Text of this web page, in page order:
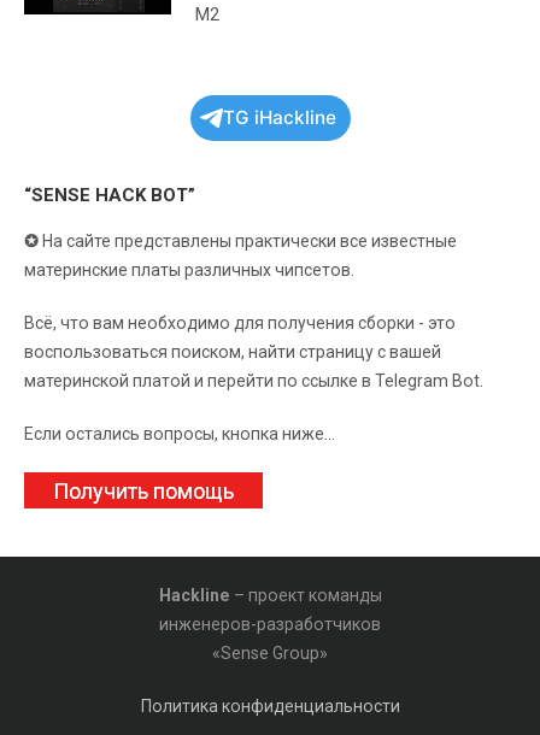
M2
TG iHackline
“SENSE HACK BOT”
✪ На сайте представлены практически все известные
материнские платы различных чипсетов.
Всё, что вам необходимо для получения сборки - это
воспользоваться поиском, найти страницу с вашей
материнской платой и перейти по ссылке в Telegram Bot.
Если остались вопросы, кнопка ниже...
Получить помощь
Hackline – проект команды
инженеров-разработчиков
«Sense Group»
Политика конфиденциальности